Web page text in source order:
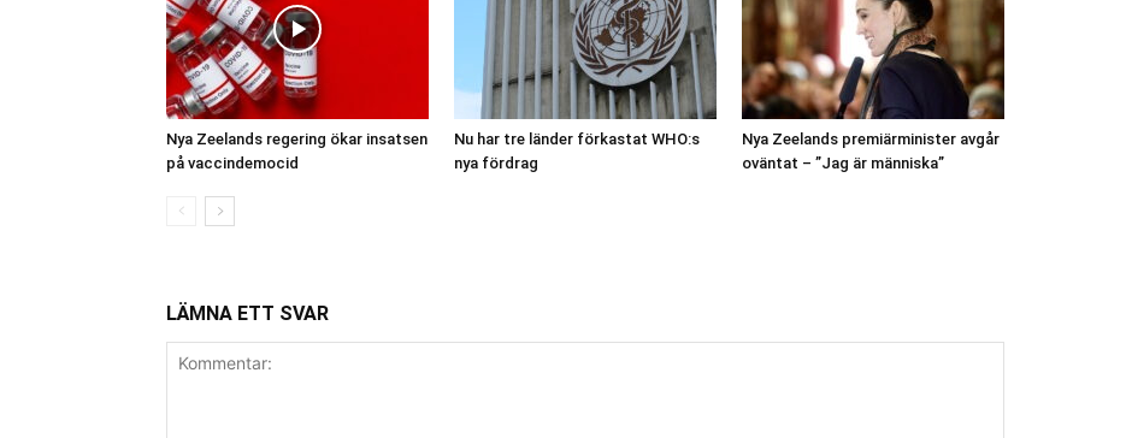
Nya Zeelands regering ökar insatsen
på vaccindemocid
Nu har tre länder förkastat WHO:s
nya fördrag
Nya Zeelands premiärminister avgår
oväntat – ”Jag är människa”
LÄMNA ETT SVAR